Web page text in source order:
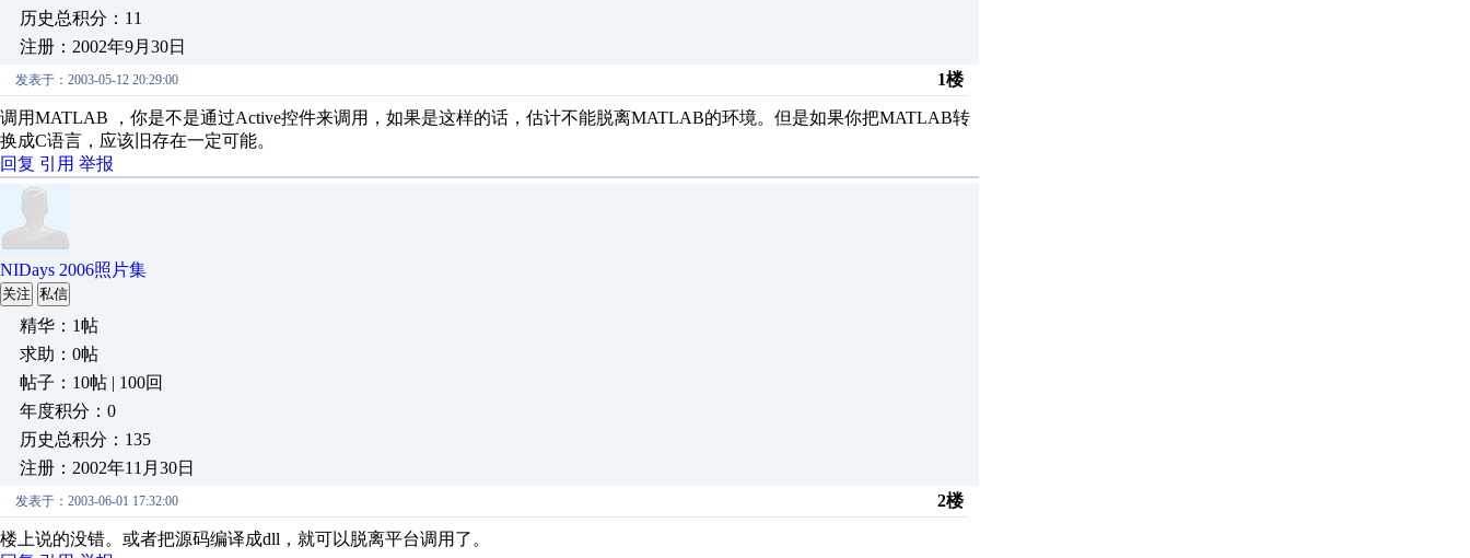
历史总积分：11
注册：2002年9月30日
发表于：2003-05-12 20:29:00 1楼
调用MATLAB ，你是不是通过Active控件来调用，如果是这样的话，估计不能脱离MATLAB的环境。但是如果你把MATLAB转
换成C语言，应该旧存在一定可能。
回复 引用 举报
NIDays 2006照片集
关注 私信
精华：1帖
求助：0帖
帖子：10帖 | 100回
年度积分：0
历史总积分：135
注册：2002年11月30日
发表于：2003-06-01 17:32:00 2楼
楼上说的没错。或者把源码编译成dll，就可以脱离平台调用了。